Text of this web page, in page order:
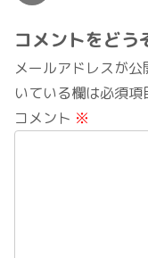
コメントをどう
メールアドレスが公
いている欄は必須項
コメント ※